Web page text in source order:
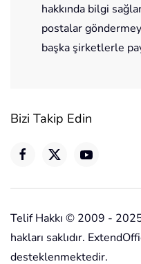
hakkında bilgi
postalar
başka şirketlerle
Bizi Takip Edin
Telif Hakkı © 2009 -
hakları saklıdır.
desteklenmektedir.